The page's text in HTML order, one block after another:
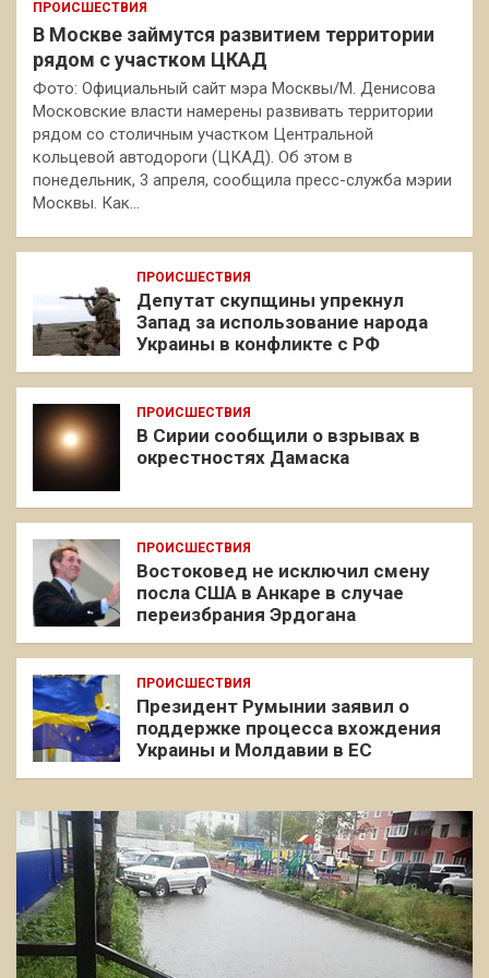
ПРОИСШЕСТВИЯ
В Москве займутся развитием территории
рядом с участком ЦКАД
Фото: Официальный сайт мэра Москвы/М. Денисова
Московские власти намерены развивать территории
рядом со столичным участком Центральной
кольцевой автодороги (ЦКАД). Об этом в
понедельник, 3 апреля, сообщила пресс-служба мэрии
Москвы. Как…
ПРОИСШЕСТВИЯ
Депутат скупщины упрекнул
Запад за использование народа
Украины в конфликте с РФ
ПРОИСШЕСТВИЯ
В Сирии сообщили о взрывах в
окрестностях Дамаска
ПРОИСШЕСТВИЯ
Востоковед не исключил смену
посла США в Анкаре в случае
переизбрания Эрдогана
ПРОИСШЕСТВИЯ
Президент Румынии заявил о
поддержке процесса вхождения
Украины и Молдавии в ЕС